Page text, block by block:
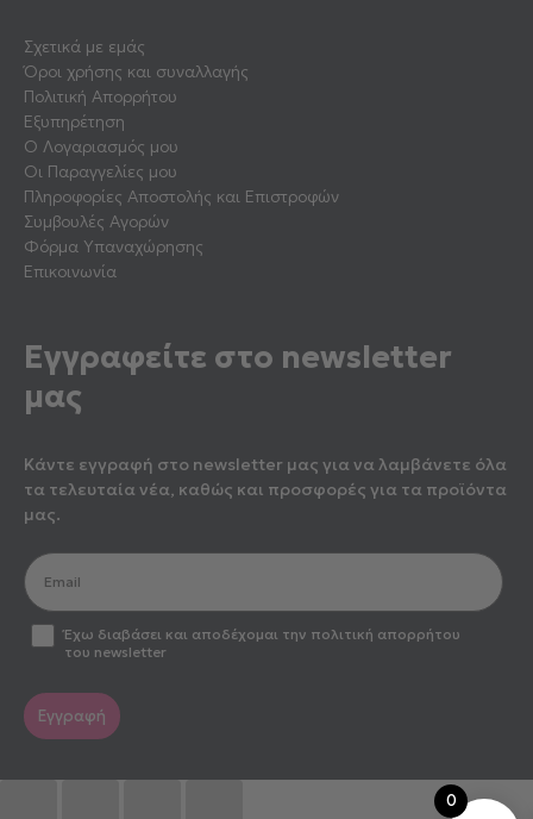
Σχετικά με εμάς
Όροι χρήσης και συναλλαγής
Πολιτική Απορρήτου
Εξυπηρέτηση
Ο Λογαριασμός μου
Οι Παραγγελίες μου
Πληροφορίες Αποστολής και Επιστροφών
Συμβουλές Αγορών
Φόρμα Υπαναχώρησης
Επικοινωνία
Εγγραφείτε στο newsletter
μας
Κάντε εγγραφή στο newsletter μας για να λαμβάνετε όλα
τα τελευταία νέα, καθώς και προσφορές για τα προϊόντα
μας.
optin2Έχω διαβάσει και αποδέχομαι την πολιτική απορρήτου
του newsletter
Εγγραφή
0